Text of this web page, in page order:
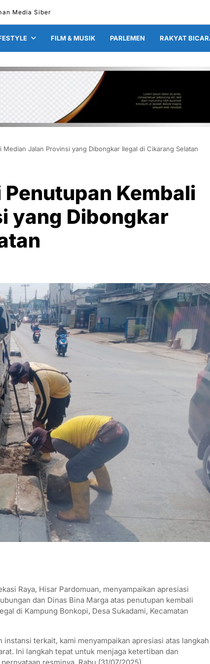
Media Siber
FILM & MUSIK PARLEMEN RAKYAT
Jalan Provinsi yang Dibongkar Ilegal di Cikarang Selatan
Kembali
yang Dibongkar
Raya, Hisar Pardomuan, menyampaikan apresiasi
dan Dinas Bina Marga atas penutupan kembali
di Kampung Bonkopi, Desa Sukadami, Kecamatan
terkait, kami menyampaikan apresiasi atas langkah
Ini langkah tepat untuk menjaga ketertiban dan